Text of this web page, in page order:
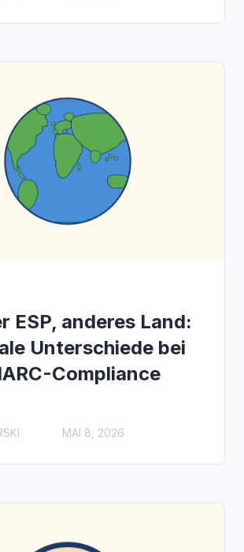
ESP, anderes Land:
Unterschiede bei
Compliance
MAI 8, 2026